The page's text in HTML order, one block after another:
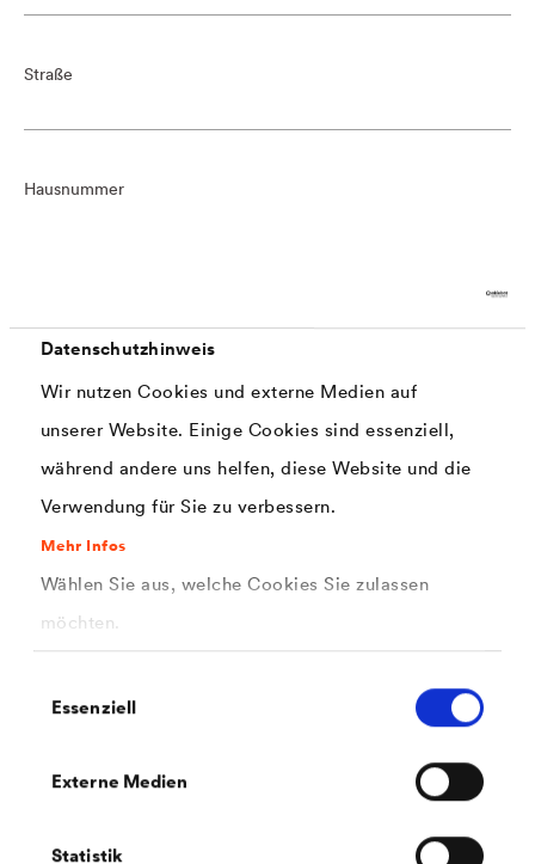
Datenschutzhinweis
Wir nutzen Cookies und externe Medien auf
unserer Website. Einige Cookies sind essenziell,
während andere uns helfen, diese Website und die
Verwendung für Sie zu verbessern.
Mehr Infos
Wählen Sie aus, welche Cookies Sie zulassen
möchten.
Essenziell
Externe Medien
Statistik
Straße
Hausnummer
Mobilnummer